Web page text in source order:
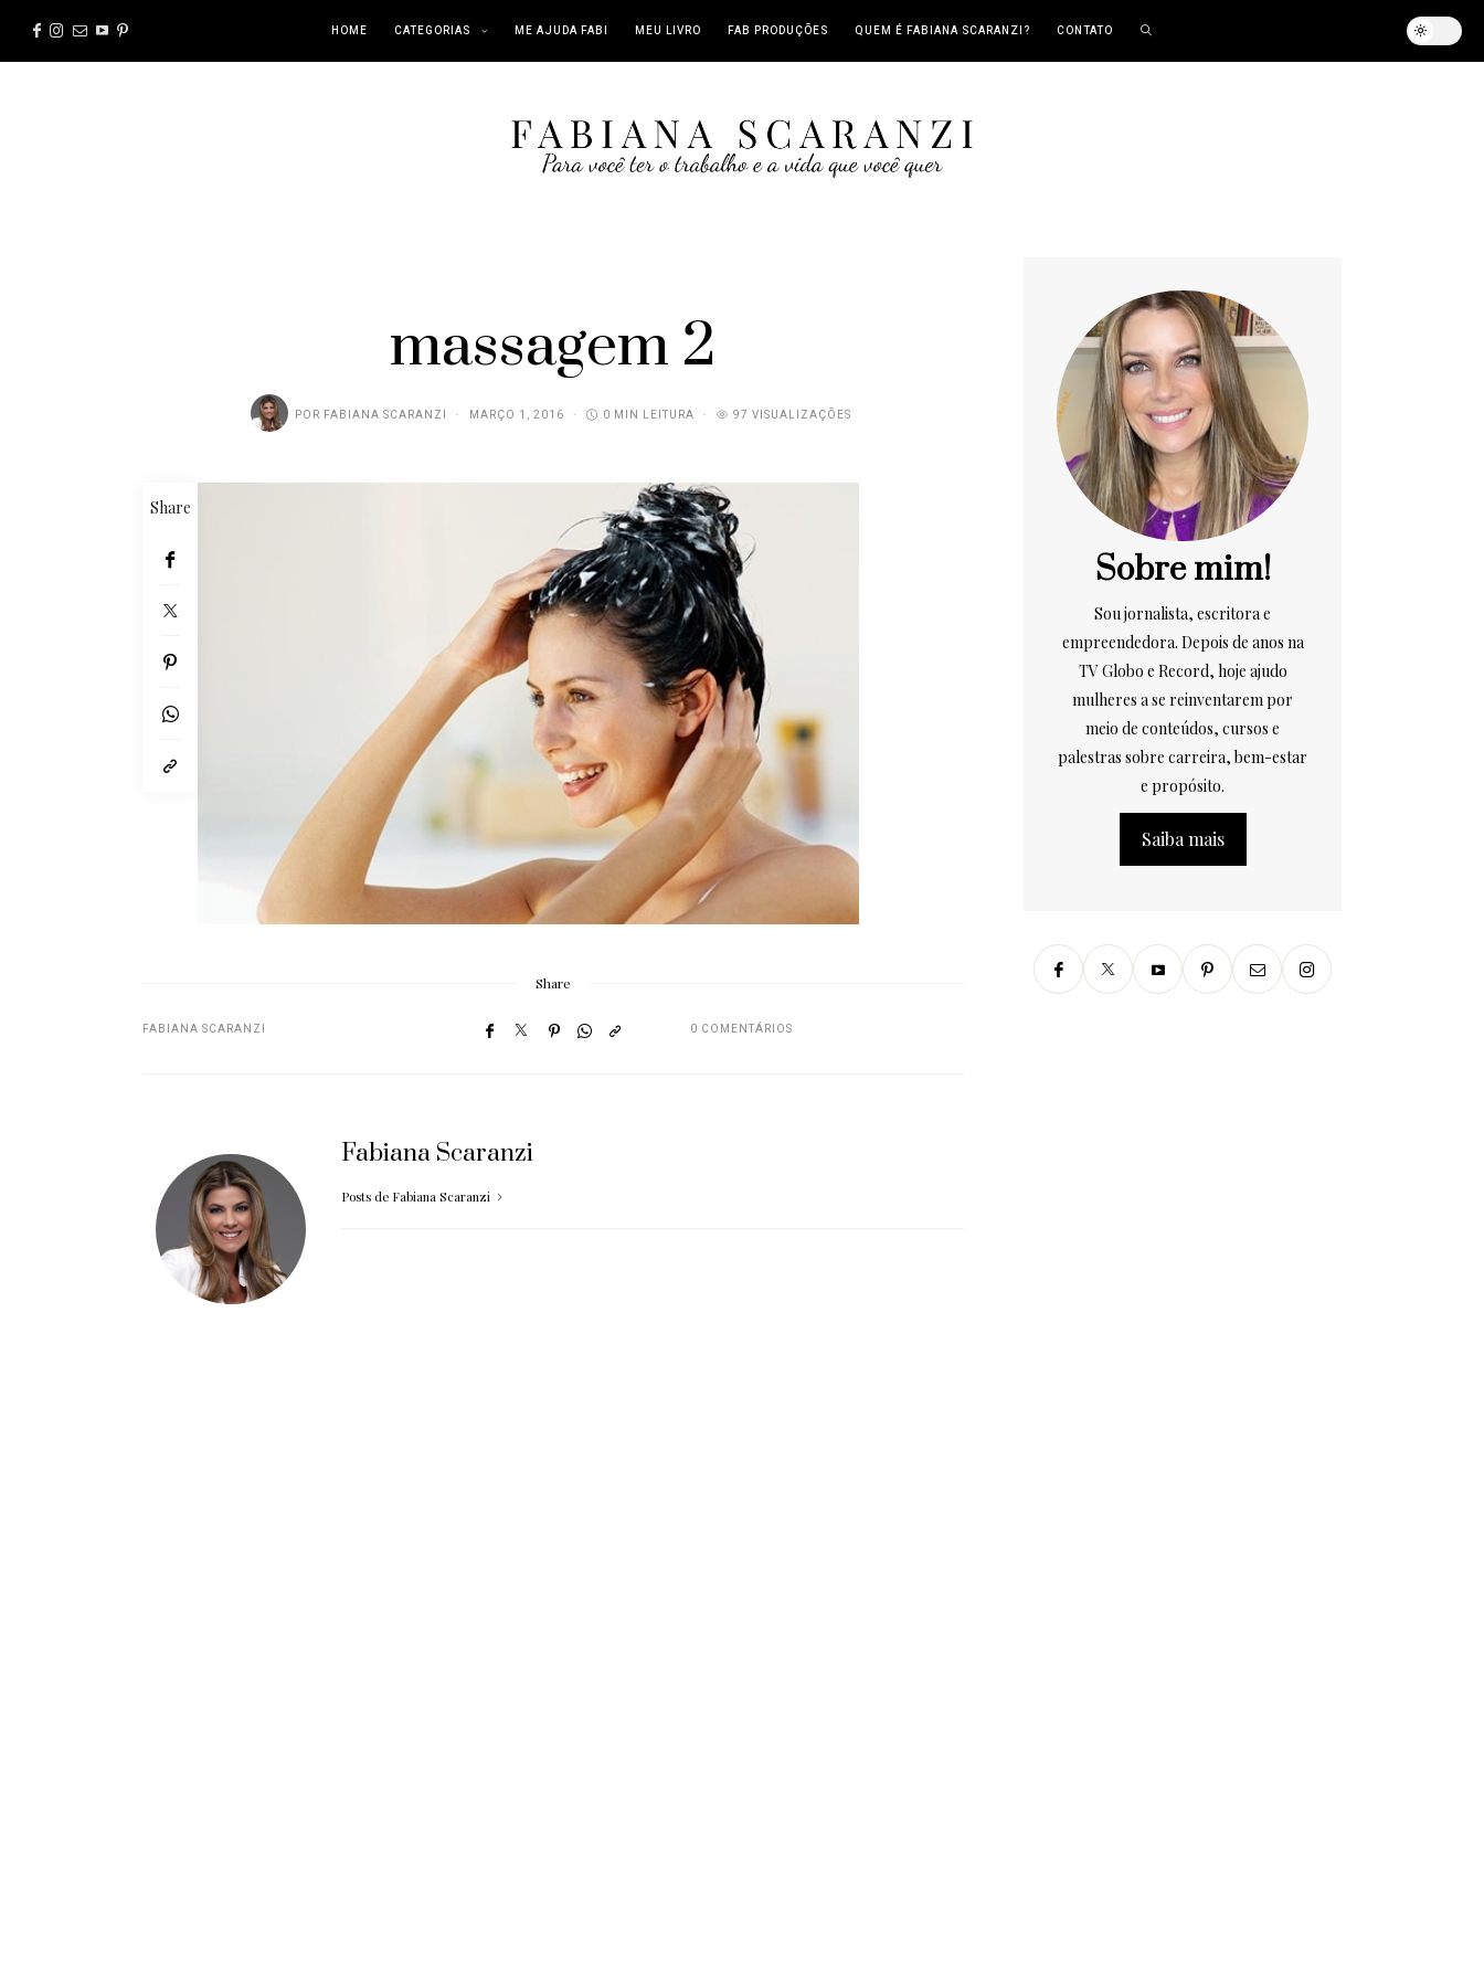
HOME CATEGORIAS ME AJUDA FABI MEU LIVRO FAB PRODUÇÕES QUEM É FABIANA SCARANZI? CONTATO
massagem 2
POR FABIANA SCARANZI MARÇO 1, 2016 0 MIN LEITURA 97 VISUALIZAÇÕES
Share
Share
FABIANA SCARANZI 0 COMENTÁRIOS
Fabiana Scaranzi
Posts de Fabiana Scaranzi
Sobre mim!
Sou jornalista, escritora e
empreendedora. Depois de anos na
TV Globo e Record, hoje ajudo
mulheres a se reinventarem por
meio de conteúdos, cursos e
palestras sobre carreira, bem-estar
e propósito.
Saiba mais